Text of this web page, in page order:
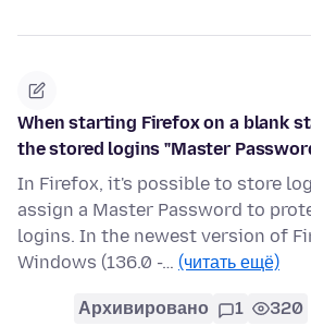
When starting Firefox on a blank
the stored logins "Master
In Firefox, it's possible to store
assign a Master Password to
logins. In the newest version of
Windows (136.0 -… (читать ещё)
Архивировано 1 320